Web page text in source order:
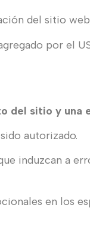
del sitio
por el
del sitio y
autorizado.
induzcan a
en los